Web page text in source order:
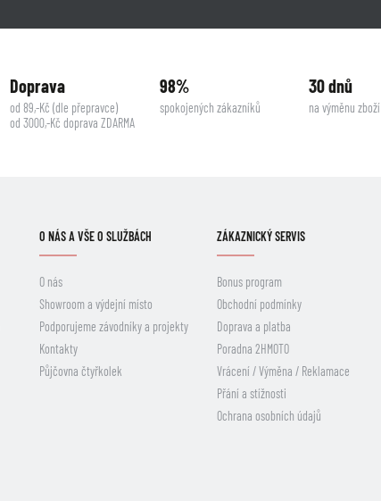
Doprava
od 89,-Kč (dle přepravce)
od 3000,-Kč doprava ZDARMA
98%
spokojených zákazníků
30 dnů
na výměnu zboží
O NÁS A VŠE O SLUŽBÁCH
O nás
Showroom a výdejní místo
Podporujeme závodníky a projekty
Kontakty
Půjčovna čtyřkolek
ZÁKAZNICKÝ SERVIS
Bonus program
Obchodní podmínky
Doprava a platba
Poradna 2HMOTO
Vrácení / Výměna / Reklamace
Přání a stížnosti
Ochrana osobních údajů